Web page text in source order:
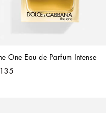
One Eau de Parfum Intense